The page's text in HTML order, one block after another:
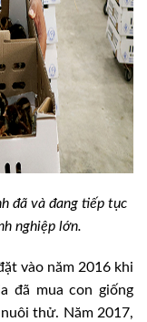
đã và đang tiếp tục
nghiệp lớn.
vào năm 2016 khi
đã mua con giống
thử. Năm 2017,